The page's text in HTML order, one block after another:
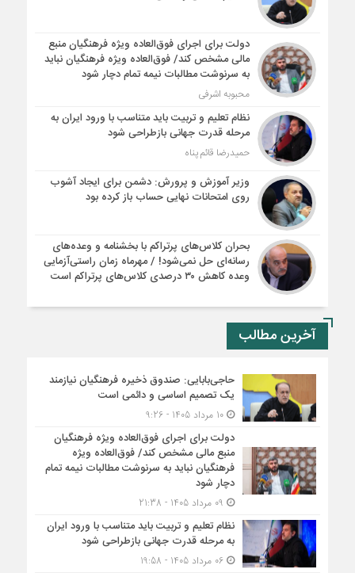
دولت برای اجرای فوق‌العاده ویژه فرهنگیان منبع
مالی مشخص کند/ فوق‌العاده ویژه فرهنگیان نباید
به سرنوشت مطالبات نیمه‌ تمام دچار شود
محبوبه اشرفی
نظام تعلیم و تربیت باید متناسب با ورود ایران به
مرحله قدرت جهانی بازطراحی شود
حمیدرضا قائم پناه
وزیر آموزش و پرورش: دشمن برای ایجاد آشوب
روی امتحانات نهایی حساب باز کرده بود
بحران کلاس‌های پرتراکم با بخشنامه و وعده‌های
رسانه‌ای حل نمی‌شود! / مهرماه زمان راستی‌آزمایی
وعده کاهش ۳۰ درصدی کلاس‌های پرتراکم است
آخرین مطالب
حاجی‌بابایی: صندوق ذخیره فرهنگیان نیازمند
یک تصمیم اساسی و دائمی است
10 مرداد 1405 - 9:26
دولت برای اجرای فوق‌العاده ویژه فرهنگیان
منبع مالی مشخص کند/ فوق‌العاده ویژه
فرهنگیان نباید به سرنوشت مطالبات نیمه‌ تمام
دچار شود
نظام تعلیم و تربیت باید متناسب با ورود ایران
به مرحله قدرت جهانی بازطراحی شود
06 مرداد 1405 - 19:58